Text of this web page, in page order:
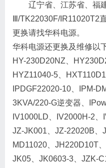
辽宁省、江苏省、福
Ⅲ/TK22030F/IR11020T2
更换请找华科电源。
华科电源还更换及维修以
HY-230D20NZ、
HYZ11040-5、
IPDGF22020-10、IPM-
3KVA/220-G逆变器、
IV1000LD、IV2000H-2、
JZ-JK001、JZ-22020B、
MD11020、JH220D10T
JK05、JK0603-3、JZK-